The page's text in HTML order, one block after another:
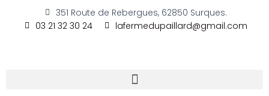
351 Route de Rebergues, 62850 Surques.
03 21 32 30 24
lafermedupaillard@gmail.com